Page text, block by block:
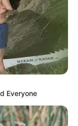
Everyone